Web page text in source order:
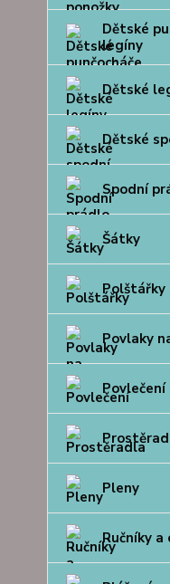
Dětské
legíny
Dětské
Dětské
Spodní
Šátky
Polštářky
Povlaky
Povlečení
Pleny
Ručníky a